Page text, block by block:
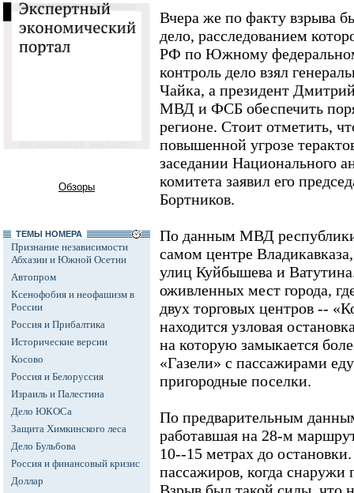
Обзоры
ТЕМЫ НОМЕРА
Признание независимости
Абхазии и Южной Осетии
Автопром
Ксенофобия и неофашизм в
России
Россия и Прибалтика
Исторические версии
Косово
Россия и Белоруссия
Израиль и Палестина
Дело ЮКОСа
Защита Химкинского леса
Дело Бульбова
Россия и финансовый кризис
Доллар
Вчера же по факту взрыва
дело, расследованием
РФ по Южному
контроль дело взял
Чайка, а президент
МВД и ФСБ обеспечить
регионе. Стоит отметить,
повышенной угрозе
заседании Национального
комитета заявил его
Бортников.
По данным МВД
самом центре
улиц Куйбышева и
оживленных мест города,
двух торговых центров --
находится узловая
на которую замыкается
«Газели» с пассажирами
пригородные поселки.
По предварительным
работавшая на 28-м
10--15 метрах до
пассажиров, когда